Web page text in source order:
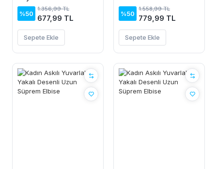
Bağcıklı Beli Lastikli
Kısa Süprem Elbise
%50
1.356,99 TL
677,99 TL
Sepete Ekle
Desenli Süprem Elbise
%50
1.558,99 TL
779,99 TL
Sepete Ekle